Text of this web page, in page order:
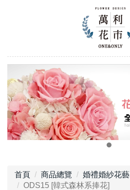
首頁 商品總覽
婚禮婚紗花藝
ODS15 [韓式森林系捧花]